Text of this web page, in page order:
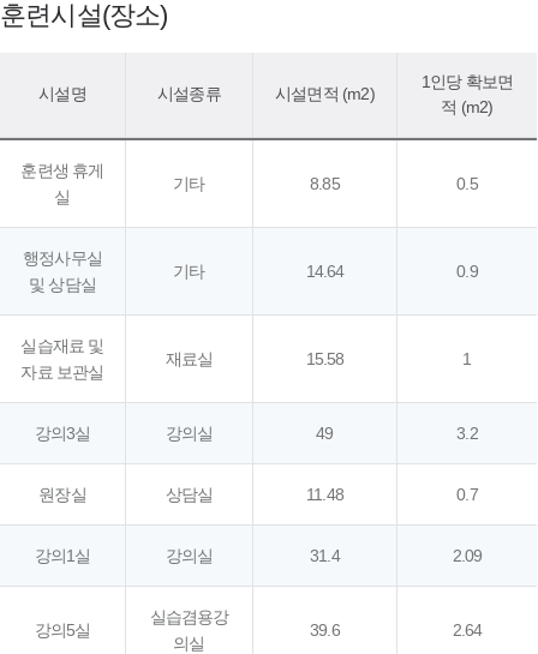
훈련시설(장소)
시설명 시설종류 시설면적 (m2)
1인당 확보면
적 (m2)
훈련생 휴게
실
기타 8.85 0.5
행정사무실
및 상담실
기타 14.64 0.9
실습재료 및
자료 보관실
재료실 15.58 1
강의3실 강의실 49 3.2
원장실 상담실 11.48 0.7
강의1실 강의실 31.4 2.09
강의5실
실습겸용강
의실
39.6 2.64